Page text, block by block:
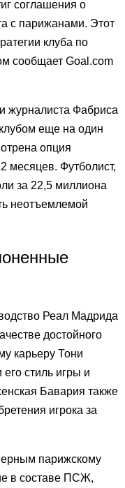
соглашения о
с парижанами. Этот
клуба по
сообщает Goal.com
журналиста Фабриса
еще на один
опция
месяцев. Футболист,
за 22,5 миллиона
неотъемлемой
Реал Мадрида
достойного
карьеру Тони
стиль игры и
Бавария также
игрока за
парижскому
в составе ПСЖ,